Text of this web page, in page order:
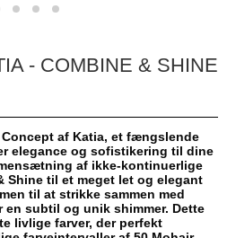
- COMBINE & SHINE
af Katia, et fængslende
elegance og sofistikering til dine
af ikke-kontinuerlige
Shine til et meget let og elegant
til at strikke sammen med
subtil og unik shimmer. Dette
livlige farver, der perfekt